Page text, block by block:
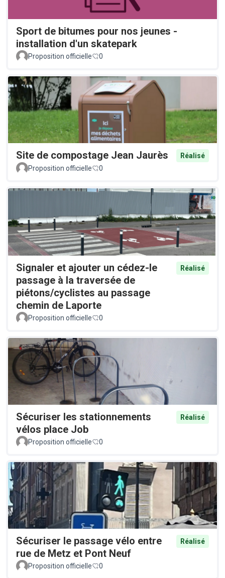
Sport de bitumes pour nos jeunes -
installation d'un skatepark
Proposition officielle 0
Site de compostage Jean Jaurès
Réalisé
Proposition officielle
0
Signaler et ajouter un cédez-le
passage à la traversée de
piétons/cyclistes au passage
chemin de Laporte
Réalisé
Proposition officielle 0
Sécuriser les stationnements
vélos place Job
Réalisé
Proposition officielle 0
Sécuriser le passage vélo entre
rue de Metz et Pont Neuf
Réalisé
Proposition officielle 0